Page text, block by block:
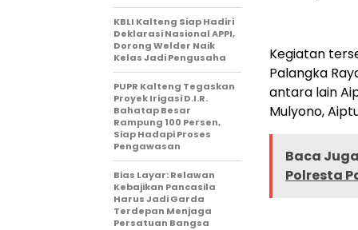
Kegiatan
Palangka
antara lain
Mulyono,
Baca
Polresta
KBLI Kalteng Siap Hadiri
Deklarasi Nasional APPI,
Dorong Welder Naik
Kelas Jadi Pengusaha
PUPR Kalteng Tegaskan
Proyek Irigasi D.I.R.
Bahatap Besar
Rampung 100 Persen,
Siap Hadapi Proses
Pengawasan
Bias Layar: Relawan
Kebajikan Pancasila
Harus Jadi Garda
Terdepan Menjaga
Persatuan Bangsa